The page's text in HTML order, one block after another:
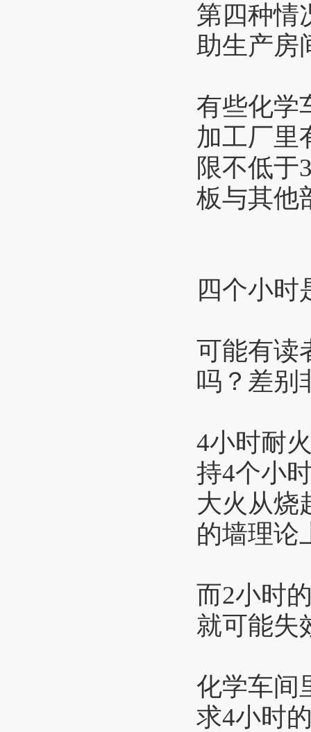
第四种情
助生产房
有些化学
加工厂里
限不低于
板与其他
四个小时
可能有读
吗？差别
4小时耐
持4个小
大火从烧
的墙理论
而2小时
就可能失
化学车间
求4小时